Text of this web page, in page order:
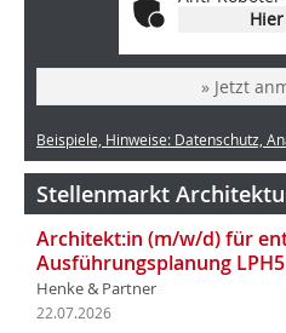
» Jetzt
Beispiele, Hinweise: Datenschutz,
Stellenmarkt
Architekt:in (m/w/d) für
Ausführungsplanung
Henke & Partner
22.07.2026